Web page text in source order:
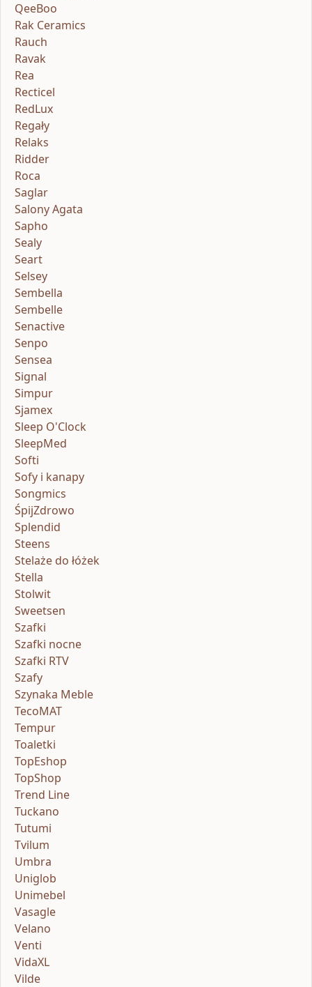
QeeBoo
Rak Ceramics
Rauch
Ravak
Rea
Recticel
RedLux
Regały
Relaks
Ridder
Roca
Saglar
Salony Agata
Sapho
Sealy
Seart
Selsey
Sembella
Sembelle
Senactive
Senpo
Sensea
Signal
Simpur
Sjamex
Sleep O'Clock
SleepMed
Softi
Sofy i kanapy
Songmics
ŚpijZdrowo
Splendid
Steens
Stelaże do łóżek
Stella
Stolwit
Sweetsen
Szafki
Szafki nocne
Szafki RTV
Szafy
Szynaka Meble
TecoMAT
Tempur
Toaletki
TopEshop
TopShop
Trend Line
Tuckano
Tutumi
Tvilum
Umbra
Uniglob
Unimebel
Vasagle
Velano
Venti
VidaXL
Vilde